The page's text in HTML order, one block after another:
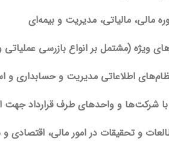
مالی، مالیاتی، مدیریت و بیمه‌ای
ویژه (مشتمل بر انواع بازرسی عملیاتی
اطلاعاتی مدیریت و حسابداری و
شرکت‌ها و واحدهای طرف قرارداد
و تحقیقات در امور مالی، اقتصادی